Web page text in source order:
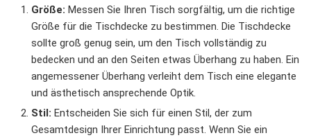
Größe: Messen Sie Ihren Tisch sorgfältig, um die richtige
Größe für die Tischdecke zu bestimmen. Die Tischdecke
sollte groß genug sein, um den Tisch vollständig zu
bedecken und an den Seiten etwas Überhang zu haben. Ein
angemessener Überhang verleiht dem Tisch eine elegante
und ästhetisch ansprechende Optik.
Stil: Entscheiden Sie sich für einen Stil, der zum
Gesamtdesign Ihrer Einrichtung passt. Wenn Sie ein